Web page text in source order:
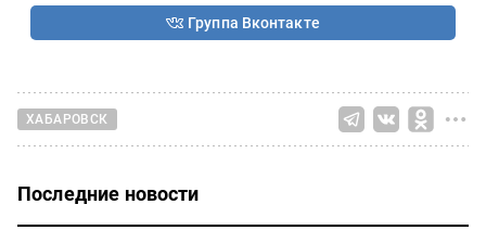
Группа Вконтакте
ХАБАРОВСК
Последние новости